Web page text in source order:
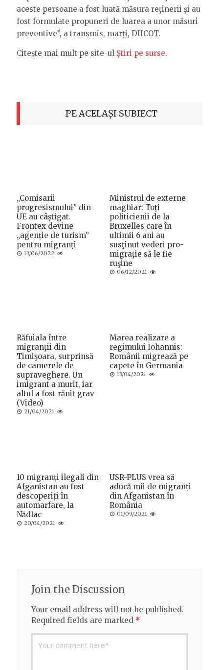
aceste persoane a fost luată măsura reţinerii şi au
fost formulate propuneri de luarea a unor măsuri
preventive”, a transmis, marţi, DIICOT.
Citește mai mult pe site-ul Știri pe surse.
PE ACELAȘI SUBIECT
„Comisarii
progresismului” din
UE au câștigat.
Frontex devine
„agenție de turism”
pentru migranți
Posted
13/06/2022
Ministrul de externe
maghiar: Toţi
politicienii de la
Bruxelles care în
ultimii 6 ani au
susţinut vederi pro-
migraţie să le fie
ruşine
Posted
06/12/2021
Răfuiala între
migranţii din
Timişoara, surprinsă
de camerele de
supraveghere. Un
imigrant a murit, iar
altul a fost rănit grav
(Video)
Posted
21/04/2021
Marea realizare a
regimului Iohannis:
Românii migrează pe
capete în Germania
Posted
13/04/2021
10 migranți ilegali din
Afganistan au fost
descoperiți în
automarfare, la
Nădlac
Posted
20/04/2021
USR-PLUS vrea să
aducă mii de migranți
din Afganistan în
România
Posted
01/09/2021
Join the Discussion
Your email address will not be published.
Required fields are marked *